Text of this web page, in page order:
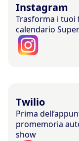
Instagram
Trasforma i
calendario
Twilio
Prima
promemoria
show